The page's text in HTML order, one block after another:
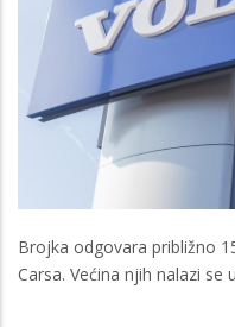
Brojka odgovara približno
Carsa. Većina njih nalazi se